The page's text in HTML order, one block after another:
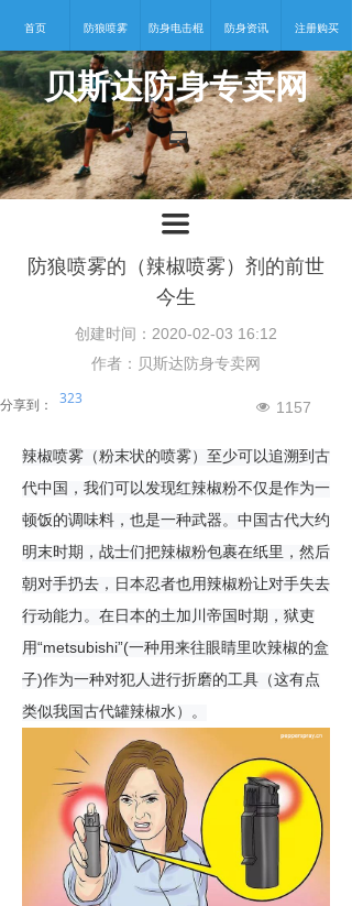
贝斯达防身专卖网
首页 防狼喷雾 防身电击棍 防身资讯 注册购买
넡
防狼喷雾的（辣椒喷雾）剂的前世
今生
辣椒喷雾（粉末状的喷雾） 至少可以追溯到古
代中国，我们可以发现红辣椒粉不仅是作为一
顿饭的调味料，也是一种武器。中国 古代大约
明末时期，战士们把辣椒粉包裹在纸里 ，然后
朝对手扔去，日本忍者也用辣椒粉让对手失去
行动能力。在日本的土加川帝国时期， 狱吏
用“metsubishi”(一种用来往眼睛里吹辣椒的盒
子)作为一种对犯人进行折磨的工具 （这有点
类似我国古代罐辣椒水） 。
넶 1157
分享到： 323
创建时间： 2020-02-03 16:12
作者：贝斯达防身专卖网
끀